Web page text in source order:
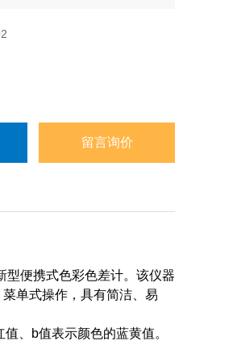
2.4″LCD彩屏、菜单式操作，
留言询价
型便携式色彩色差计。该仪器
单式操作，具有简洁、易
、b值表示颜色的蓝黄值。